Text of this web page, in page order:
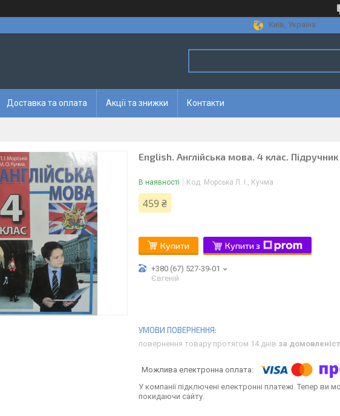
Київ, Україна
Доставка та оплата Акції та знижки Контакти
English. Англійська мова. 4 клас. Підручник
В наявності Код: Морська Л. І., Кучма
459 ₴
Купити Купити з
+380 (67) 527-39-01
Євгеній
повернення товару протягом 14 днів за
У компанії підключені електронні платежі. Тепер ви
покидаючи сайту.